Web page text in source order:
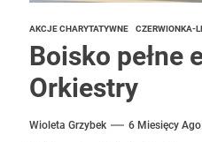
AKCJE CHARYTATYWNE CZERWIONKA-
Boisko pełne
Orkiestry
Wioleta Grzybek 6 Miesięcy Ago